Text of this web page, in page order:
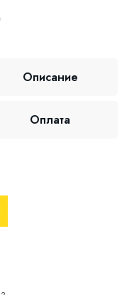
Описание
Оплата